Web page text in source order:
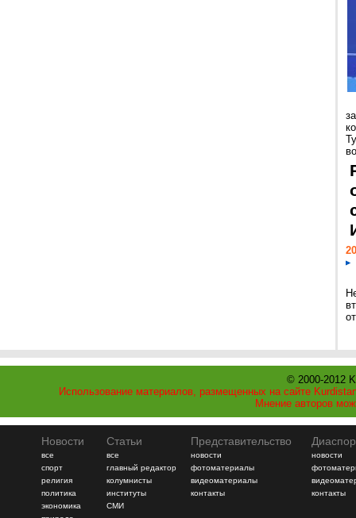
© 2000-2012
Использование материалов, размещенных на сайте
Мнение авторов
Новости
все
спорт
религия
политика
экономика
Статьи
все
главный редактор
колумнисты
институты
СМИ
Представительство
новости
фотоматериалы
видеоматериалы
контакты
новости
контакты